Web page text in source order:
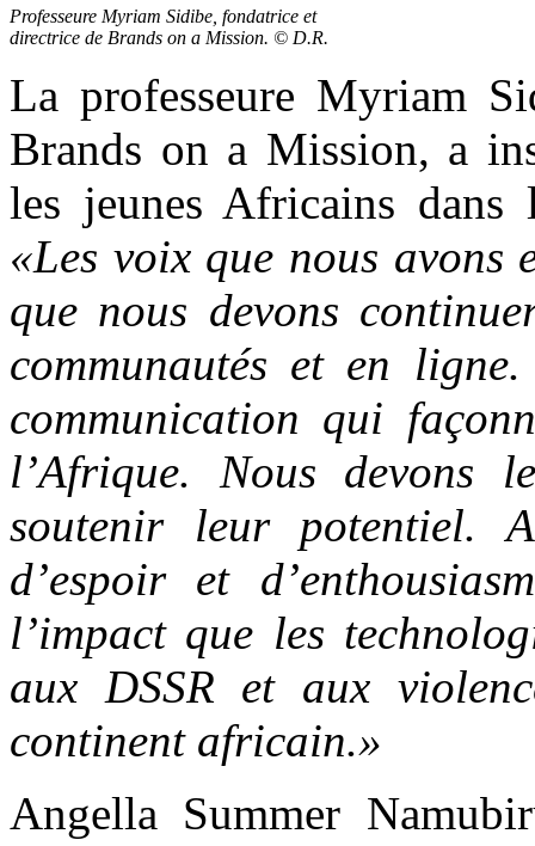
Professeure Myriam Sidibe, fondatrice et
directrice de Brands on a Mission. © D.R.
La professeure Myriam
Brands on a Mission, a
les jeunes Africains dans
«Les voix que nous avons
que nous devons
communautés et en
communication qui
l’Afrique. Nous
soutenir leur potentiel.
d’espoir et
l’impact que les
aux DSSR et aux
continent africain.»
Angella Summer